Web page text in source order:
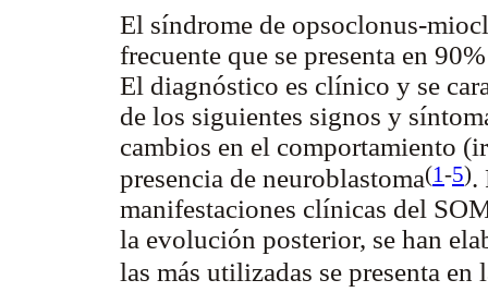
El síndrome de opsoclonus-
frecuente que se presenta en
El diagnóstico es clínico y se
de los siguientes signos y
cambios en el comportamiento
presencia de neuroblastoma(1-5).
manifestaciones clínicas del
la evolución posterior, se han
las más utilizadas se presenta en